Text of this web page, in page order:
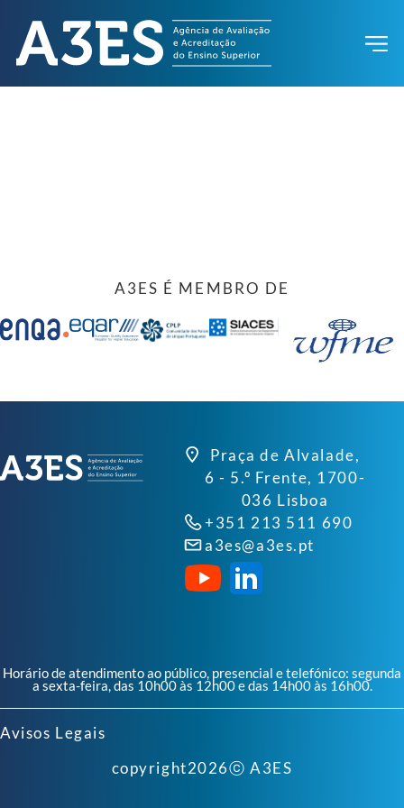
A3ES É MEMBRO DE
Praça de Alvalade,
6 - 5.º Frente, 1700-
036 Lisboa
+351 213 511 690
a3es@a3es.pt
Horário de atendimento ao público, presencial e telefónico: segunda
a sexta-feira, das 10h00 às 12h00 e das 14h00 às 16h00.
Avisos Legais
copyright2026ⓒ A3ES